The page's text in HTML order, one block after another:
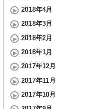
2018年4月
2018年3月
2018年2月
2018年1月
2017年12月
2017年11月
2017年10月